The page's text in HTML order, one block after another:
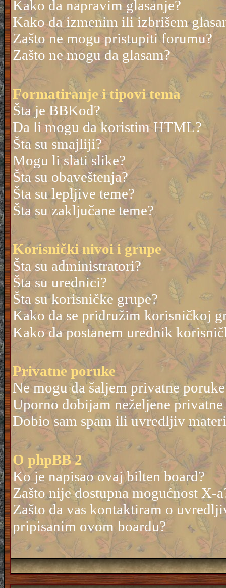
Kako da napravim glasanje?
Kako da izmenim ili izbrišem
Zašto ne mogu pristupiti forumu?
Zašto ne mogu da glasam?
Formatiranje i tipovi tema
Šta je BBKod?
Da li mogu da koristim HTML?
Šta su smajliji?
Mogu li slati slike?
Šta su obaveštenja?
Šta su lepljive teme?
Šta su zaključane teme?
Korisnički nivoi i grupe
Šta su administratori?
Šta su urednici?
Šta su korisničke grupe?
Kako da se pridružim korisničkoj
Kako da postanem urednik
Privatne poruke
Ne mogu da šaljem privatne
Uporno dobijam neželjene
Dobio sam spam ili uvredljiv
O phpBB 2
Ko je napisao ovaj bilten board?
Zašto nije dostupna mogućnost X-
Zašto da vas kontaktiram o
pripisanim ovom boardu?